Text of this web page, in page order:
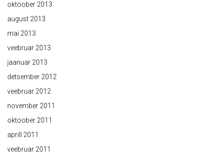
oktoober 2013
august 2013
mai 2013
veebruar 2013
jaanuar 2013
detsember 2012
veebruar 2012
november 2011
oktoober 2011
aprill 2011
veebruar 2011